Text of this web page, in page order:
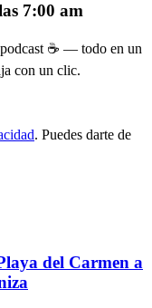
7:00 am
☕ — todo en un
con un clic.
. Puedes darte de
del Carmen a